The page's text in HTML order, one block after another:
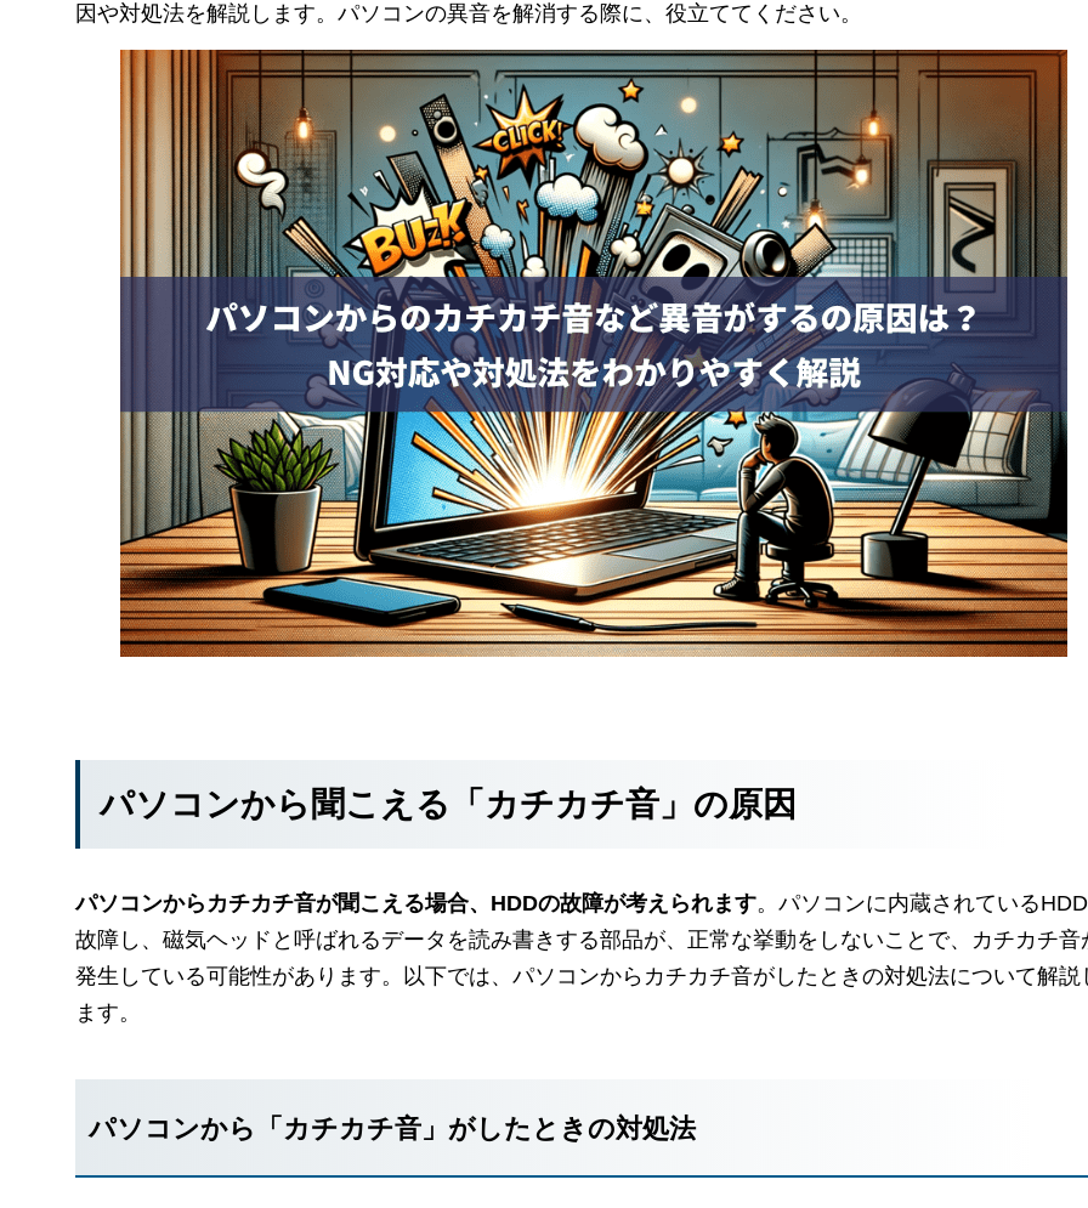
因や対処法を解説します。パソコンの異音を解消する際に、役立ててください。
パソコンから聞こえる「カチカチ音」の原因
パソコンからカチカチ音が聞こえる場合、HDDの故障が考えられます。パソコンに内蔵されている
故障し、磁気ヘッドと呼ばれるデータを読み書きする部品が、正常な挙動をしないことで、カチカチ音
発生している可能性があります。以下では、パソコンからカチカチ音がしたときの対処法について解説
ます。
パソコンから「カチカチ音」がしたときの対処法